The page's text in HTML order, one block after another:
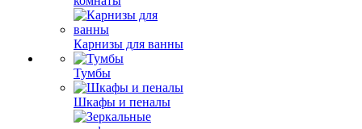
Карнизы для ванны
Тумбы
Шкафы и пеналы